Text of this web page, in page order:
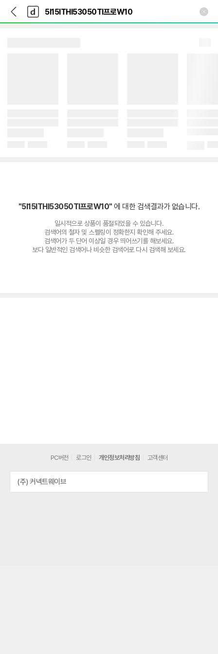
다
나
와
가
다
와
"5I15ITHI53050TI프로W10"에 대한 검색결과가 없습니다.
일시적으로 상품이 품절되었을 수 있습니다.
검색어의 철자 및 스펠링이 정확한지 확인해 주세요.
검색어가 두 단어 이상일 경우 띄어쓰기를 해보세요.
보다 일반적인 검색어나 비슷한 검색어로 다시 검색해 보세요.
PC버전 로그인 개인정보처리방침 고객센터
(주) 커넥트웨이브